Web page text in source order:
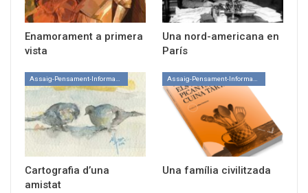
Enamorament a primera
vista
Una nord-americana en
París
Cartografia d’una
amistat
Una família civilitzada